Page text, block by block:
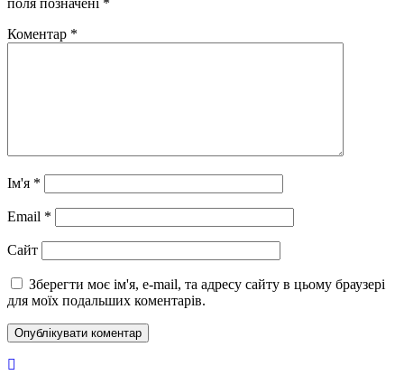
поля позначені *
Коментар *
Ім'я *
Email *
Сайт
Зберегти моє ім'я, e-mail, та адресу сайту в цьому браузері
для моїх подальших коментарів.